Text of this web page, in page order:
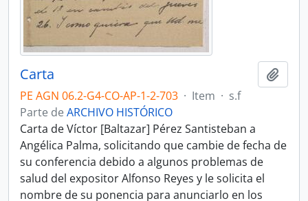
Carta
PE AGN 06.2-G4-CO-AP-1-2-703 · Item · s.f
Parte de ARCHIVO HISTÓRICO
Carta de Víctor [Baltazar] Pérez Santisteban a
Angélica Palma, solicitando que cambie de fecha de
su conferencia debido a algunos problemas de
salud del expositor Alfonso Reyes y le solicita el
nombre de su ponencia para anunciarlo en los